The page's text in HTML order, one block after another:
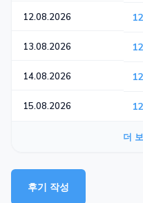
12.08.2026
13.08.2026
14.08.2026
15.08.2026
더
후기 작성